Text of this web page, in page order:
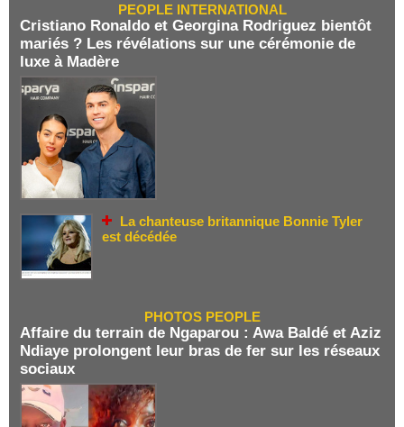
PEOPLE INTERNATIONAL
Cristiano Ronaldo et Georgina Rodriguez bientôt
mariés ? Les révélations sur une cérémonie de
luxe à Madère
La chanteuse britannique Bonnie Tyler
est décédée
PHOTOS PEOPLE
Affaire du terrain de Ngaparou : Awa Baldé et Aziz
Ndiaye prolongent leur bras de fer sur les réseaux
sociaux